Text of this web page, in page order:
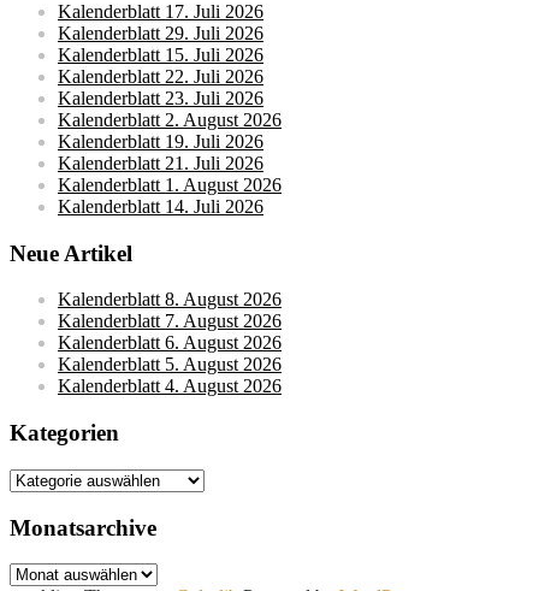
Kalenderblatt 17. Juli 2026
Kalenderblatt 29. Juli 2026
Kalenderblatt 15. Juli 2026
Kalenderblatt 22. Juli 2026
Kalenderblatt 23. Juli 2026
Kalenderblatt 2. August 2026
Kalenderblatt 19. Juli 2026
Kalenderblatt 21. Juli 2026
Kalenderblatt 1. August 2026
Kalenderblatt 14. Juli 2026
Neue Artikel
Kalenderblatt 8. August 2026
Kalenderblatt 7. August 2026
Kalenderblatt 6. August 2026
Kalenderblatt 5. August 2026
Kalenderblatt 4. August 2026
Kategorien
Kategorien
Monatsarchive
Monatsarchive